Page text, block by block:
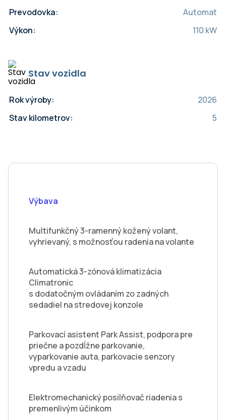
Prevodovka:
Automat
Výkon:
110 kW
Stav vozidla
Rok výroby:
2026
Stav kilometrov:
5
Výbava
Multifunkčný 3-ramenný kožený volant,
vyhrievaný, s možnosťou radenia na volante
Automatická 3-zónová klimatizácia
Climatronic
s dodatočným ovládaním zo zadných
sedadiel na stredovej konzole
Parkovací asistent Park Assist, podpora pre
priečne a pozdĺžne parkovanie,
vyparkovanie auta, parkovacie senzory
vpredu a vzadu
Elektromechanický posilňovač riadenia s
premenlivým účinkom